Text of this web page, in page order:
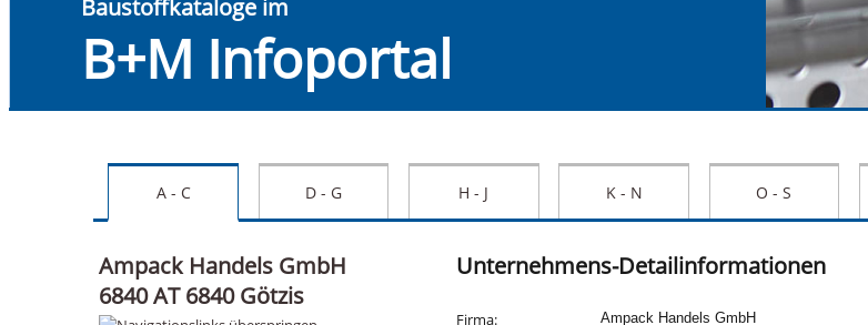
Baustoff­kataloge im
B+M Infoportal
A - C D - G H - J K - N O - S
Ampack Handels GmbH
6840 AT 6840 Götzis
Unternehmens-Detailinformationen
Firma: Ampack Handels GmbH